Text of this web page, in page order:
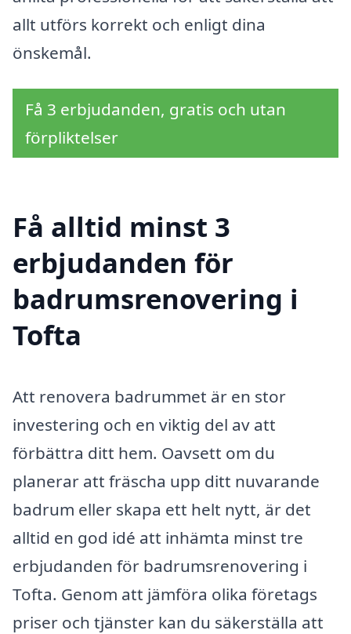
allt utförs korrekt och enligt dina
önskemål.
Få 3 erbjudanden, gratis och utan
förpliktelser
Få alltid minst 3
erbjudanden för
badrumsrenovering i
Tofta
Att renovera badrummet är en stor
investering och en viktig del av att
förbättra ditt hem. Oavsett om du
planerar att fräscha upp ditt nuvarande
badrum eller skapa ett helt nytt, är det
alltid en god idé att inhämta minst tre
erbjudanden för badrumsrenovering i
Tofta. Genom att jämföra olika företags
priser och tjänster kan du säkerställa att